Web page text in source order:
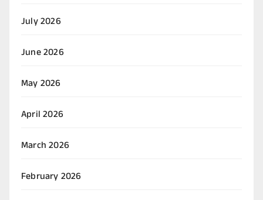
July 2026
June 2026
May 2026
April 2026
March 2026
February 2026